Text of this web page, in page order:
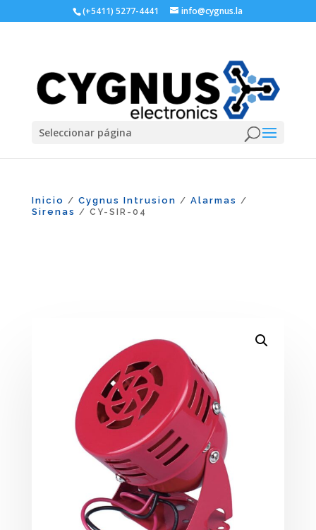
(+5411) 5277-4441 info@cygnus.la
Seleccionar página
Inicio / Cygnus Intrusion / Alarmas /
Sirenas / CY-SIR-04